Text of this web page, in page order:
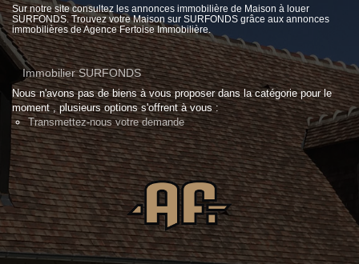
Sur notre site consultez les annonces immobilière de Maison à louer
SURFONDS. Trouvez votre Maison sur SURFONDS grâce aux annonces
immobilières de Agence Fertoise Immobilière.
Immobilier SURFONDS
Nous n'avons pas de biens à vous proposer dans la catégorie pour le
moment , plusieurs options s'offrent à vous :
Transmettez-nous votre demande